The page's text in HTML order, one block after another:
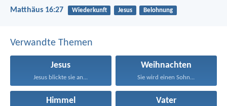
Matthäus 16:27 Wiederkunft Jesus Belohnung
Verwandte Themen
Jesus
Jesus blickte sie an...
Weihnachten
Sie wird einen Sohn...
Himmel Vater